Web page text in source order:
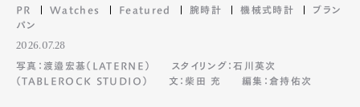
PR Watches Featured 腕時計 機械式時計
ブラン
パン
2026.07.28
写真：渡邉宏基（LATERNE）
スタイリング：石川英次
（TABLEROCK STUDIO）
文：柴田 充 編集：倉持佑次